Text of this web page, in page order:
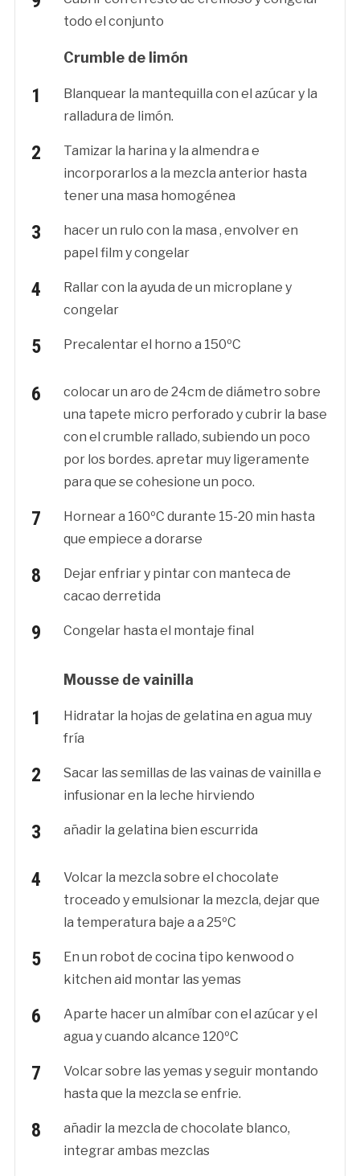
todo el conjunto
Crumble de limón
Blanquear la mantequilla con el azúcar y la
ralladura de limón.
Tamizar la harina y la almendra e
incorporarlos a la mezcla anterior hasta
tener una masa homogénea
hacer un rulo con la masa , envolver en
papel film y congelar
Rallar con la ayuda de un microplane y
congelar
Precalentar el horno a 150ºC
colocar un aro de 24cm de diámetro sobre
una tapete micro perforado y cubrir la base
con el crumble rallado, subiendo un poco
por los bordes. apretar muy ligeramente
para que se cohesione un poco.
Hornear a 160ºC durante 15-20 min hasta
que empiece a dorarse
Dejar enfriar y pintar con manteca de
cacao derretida
Congelar hasta el montaje final
Mousse de vainilla
Hidratar la hojas de gelatina en agua muy
fría
Sacar las semillas de las vainas de vainilla e
infusionar en la leche hirviendo
añadir la gelatina bien escurrida
Volcar la mezcla sobre el chocolate
troceado y emulsionar la mezcla, dejar que
la temperatura baje a a 25ºC
En un robot de cocina tipo kenwood o
kitchen aid montar las yemas
Aparte hacer un almíbar con el azúcar y el
agua y cuando alcance 120ºC
Volcar sobre las yemas y seguir montando
hasta que la mezcla se enfrie.
añadir la mezcla de chocolate blanco,
integrar ambas mezclas